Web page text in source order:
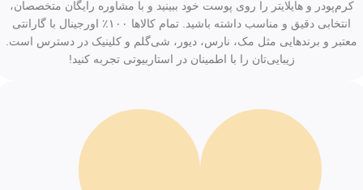
کرم‌پودر و هایلایتر را روی پوست خود ببینید و با مشاوره رایگان متخصصان،
انتخابی دقیق و مناسب داشته باشید. تمام کالاها ۱۰۰٪ اورجینال با گارانتی
معتبر و برندهایی مثل مک، نارس، دیور، شی‌گلم و کلینیک در دسترس است.
زیبایی‌تان را با اطمینان در استاربیوتی تجربه کنید!